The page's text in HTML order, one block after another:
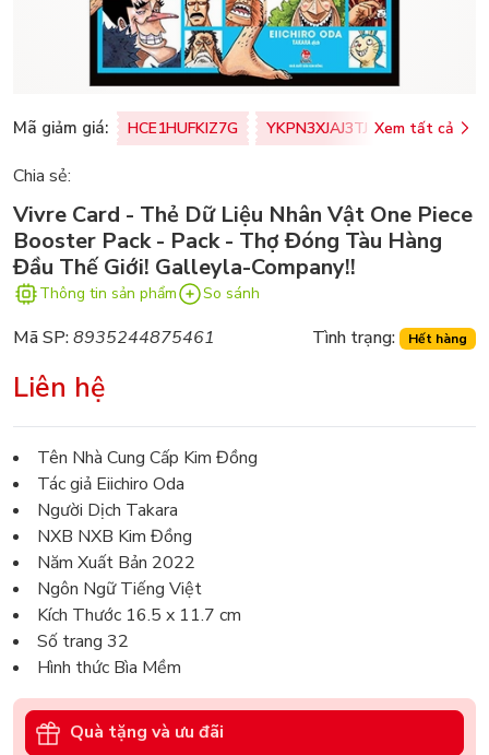
Mã giảm giá: HCE1HUFKIZ7G YKPN3XJAJ3TJ Xem tất cả
Chia sẻ:
Vivre Card - Thẻ Dữ Liệu Nhân Vật One Piece
Booster Pack - Pack - Thợ Đóng Tàu Hàng
Đầu Thế Giới! Galleyla-Company!!
Thông tin sản phẩm So sánh
Mã SP:8935244875461 Tình trạng: Hết hàng
Liên hệ
Tên Nhà Cung Cấp Kim Đồng
Tác giả Eiichiro Oda
Người Dịch Takara
NXB NXB Kim Đồng
Năm Xuất Bản 2022
Ngôn Ngữ Tiếng Việt
Kích Thước 16.5 x 11.7 cm
Số trang 32
Hình thức Bìa Mềm
Quà tặng và ưu đãi